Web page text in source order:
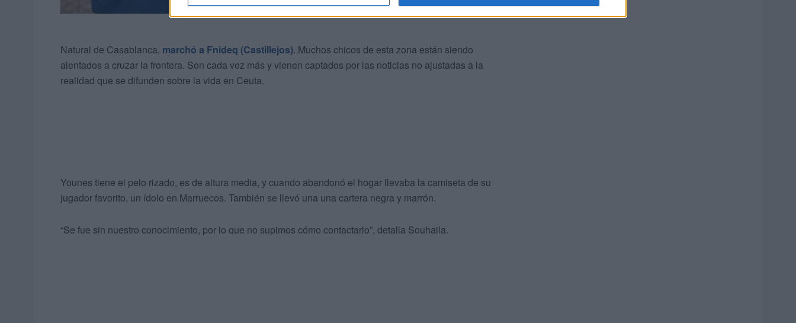
Natural de Casablanca, marchó a Fnideq (Castillejos). Muchos chicos de esta zona están siendo
alentados a cruzar la frontera. Son cada vez más y vienen captados por las noticias no ajustadas a la
realidad que se difunden sobre la vida en Ceuta.
Younes tiene el pelo rizado, es de altura media, y cuando abandonó el hogar llevaba la camiseta de su
jugador favorito, un ídolo en Marruecos. También se llevó una una cartera negra y marrón.
“Se fue sin nuestro conocimiento, por lo que no supimos cómo contactarlo”, detalla Souhaila.